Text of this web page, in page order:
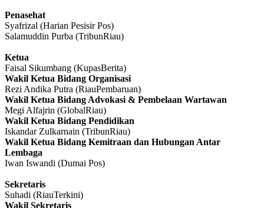
Penasehat
Syafrizal (Harian Pesisir Pos)
Salamuddin Purba (TribunRiau)
Ketua
Faisal Sikumbang (KupasBerita)
Wakil Ketua Bidang Organisasi
Rezi Andika Putra (RiauPembaruan)
Wakil Ketua Bidang Advokasi & Pembelaan Wartawan
Megi Alfajrin (GlobalRiau)
Wakil Ketua Bidang Pendidikan
Iskandar Zulkarnain (TribunRiau)
Wakil Ketua Bidang Kemitraan dan Hubungan Antar
Lembaga
Iwan Iswandi (Dumai Pos)
Sekretaris
Suhadi (RiauTerkini)
Wakil Sekretaris